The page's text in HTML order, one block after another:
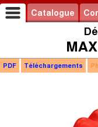
Catalogue
PDF Téléchargements